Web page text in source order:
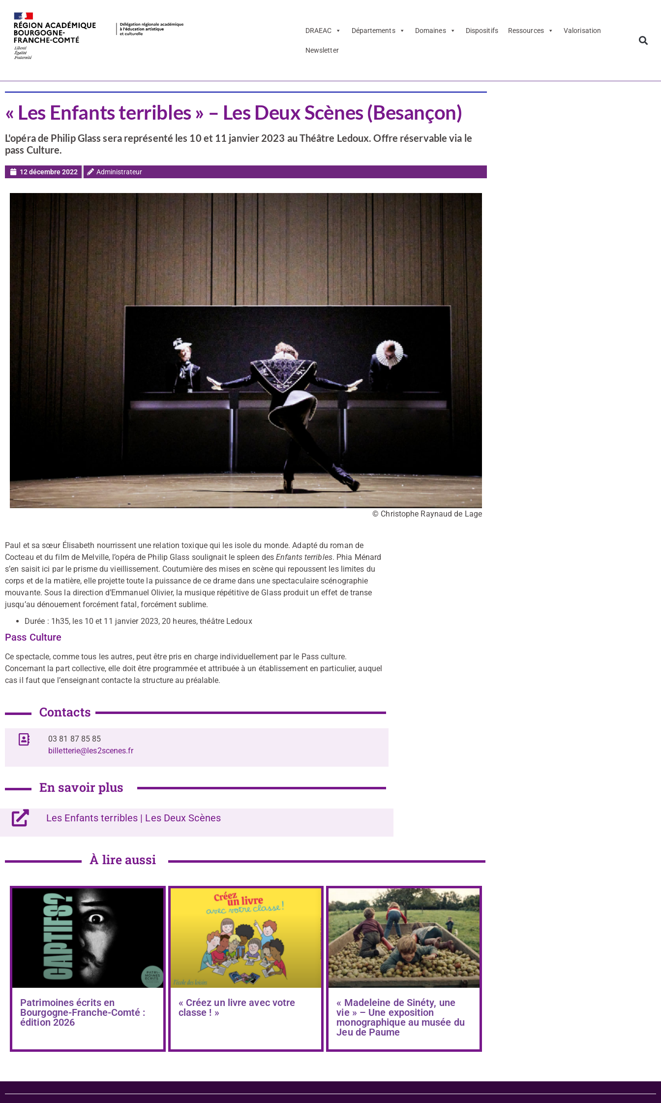
DRAEAC Départements Domaines Dispositifs Ressources Valorisation
Newsletter
« Les Enfants terribles » – Les Deux Scènes (Besançon)
L'opéra de Philip Glass sera représenté les 10 et 11 janvier 2023 au Théâtre Ledoux. Offre réservable via le
pass Culture.
12 décembre 2022 Administrateur
© Christophe Raynaud de Lage
Paul et sa sœur Élisabeth nourrissent une relation toxique qui les isole du monde. Adapté du roman de
Cocteau et du film de Melville, l’opéra de Philip Glass soulignait le spleen desEnfants terribles. Phia Ménard
s’en saisit ici par le prisme du vieillissement. Coutumière des mises en scène qui repoussent les limites du
corps et de la matière, elle projette toute la puissance de ce drame dans une spectaculaire scénographie
mouvante. Sous la direction d’Emmanuel Olivier, la musique répétitive de Glass produit un effet de transe
jusqu’au dénouement forcément fatal, forcément sublime.
Durée : 1h35, les 10 et 11 janvier 2023, 20 heures, théâtre Ledoux
Pass Culture
Ce spectacle, comme tous les autres, peut être pris en charge individuellement par le Pass culture.
Concernant la part collective, elle doit être programmée et attribuée à un établissement en particulier, auquel
cas il faut que l’enseignant contacte la structure au préalable.
Contacts
03 81 87 85 85
billetterie@les2scenes.fr
En savoir plus
Les Enfants terribles | Les Deux Scènes
À lire aussi
Patrimoines écrits en
Bourgogne-Franche-Comté :
édition 2026
« Créez un livre avec votre
classe ! »
« Madeleine de Sinéty, une
vie » – Une exposition
monographique au musée du
Jeu de Paume